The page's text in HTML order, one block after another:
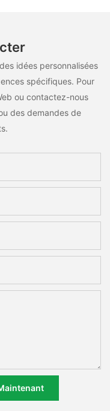
idées personnalisées
spécifiques. Pour
ou contactez-nous
des demandes de